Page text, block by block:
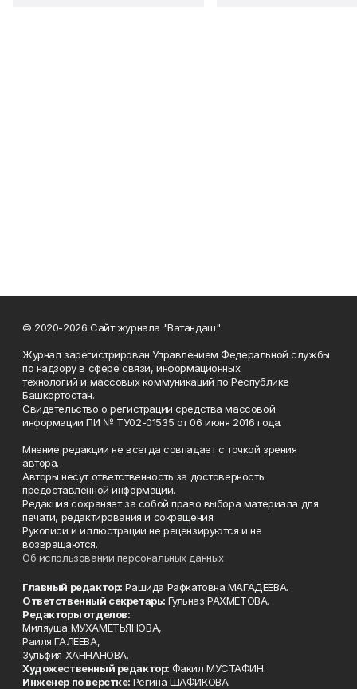
© 2020-2026 Сайт журнала "Ватандаш"
Журнал зарегистрирован Управлением Федеральной службы
по надзору в сфере связи, информационных
технологий и массовых коммуникаций по Республике
Башкортостан.
Свидетельство о регистрации средства массовой
информации ПИ № ТУ02-01535 от 06 июня 2016 года.
Мнение редакции не всегда совпадает с точкой зрения
автора.
Авторы несут ответственность за достоверность
предоставленной информации.
Редакция сохраняет за собой право выбора материала для
печати, редактирования и сокращения.
Рукописи и иллюстрации не рецензируются и не
возвращаются.
Об использовании персональных данных
Главный редактор: Рашида Рафкатовна МАГАДЕЕВА.
Ответственный секретарь: Гульназ РАХМЕТОВА.
Редакторы отделов:
Миляуша МУХАМЕТЬЯНОВА,
Раиля ГАЛЕЕВА,
Зульфия ХАННАНОВА.
Художественный редактор: Факил МУСТАФИН.
Инженер по верстке: Регина ШАФИКОВА.